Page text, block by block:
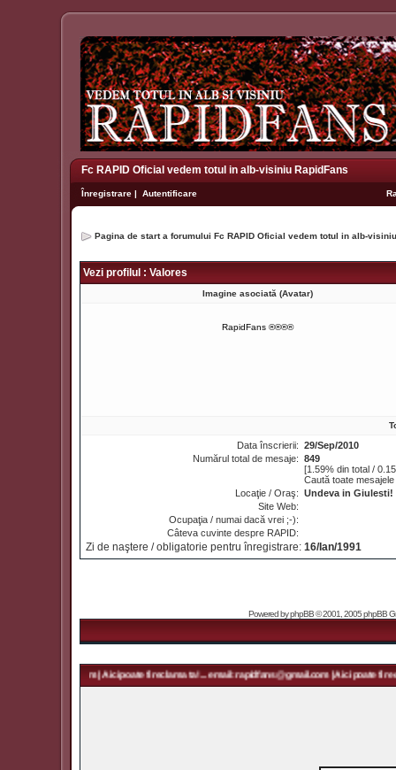
Fc RAPID Oficial vedem totul in alb-visiniu RapidFans
Înregistrare | Autentificare
Pagina de start a forumului Fc RAPID Oficial vedem totul in alb-
Vezi profilul : Valores
Imagine asociată (Avatar)
RapidFans ®®®®
Data înscrierii: 29/Sep/2010
Numărul total de mesaje: 849
[1.59% din total /
Caută toate mesajele
Locaţie / Oraş: Undeva in Giulesti!
Site Web:
Ocupaţia / numai dacă vrei ;-):
Câteva cuvinte despre RAPID:
Zi de naştere / obligatorie pentru înregistrare: 16/Ian/1991
Powered byphpBB© 2001, 2005 phpBB
| Aici poate fi reclama ta! ... email: rapidfans@gmail.com | Aici poate fi